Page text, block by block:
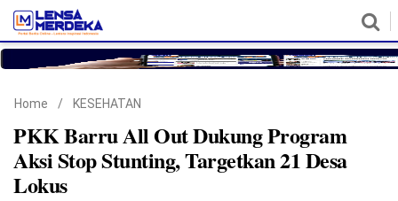
Home / KESEHATAN
PKK Barru All Out Dukung Program
Aksi Stop Stunting, Targetkan 21 Desa
Lokus